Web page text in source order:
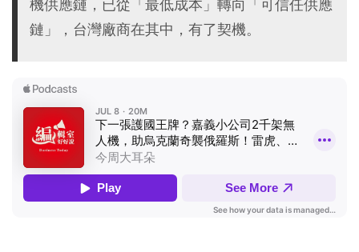
機供應鏈，已從「最低成本」轉向「可信任供應
鏈」，台灣廠商在其中，有了契機。